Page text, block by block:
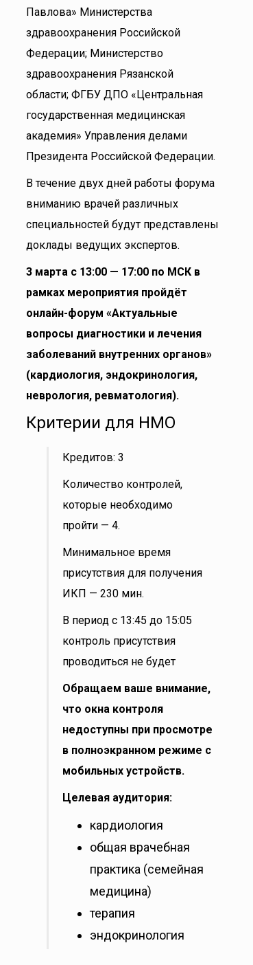
Павлова» Министерства
здравоохранения Российской
Федерации; Министерство
здравоохранения Рязанской
области; ФГБУ ДПО «Центральная
государственная медицинская
академия» Управления делами
Президента Российской Федерации.
В течение двух дней работы форума
вниманию врачей различных
специальностей будут представлены
доклады ведущих экспертов.
3 марта с 13:00 — 17:00 по МСК в
рамках мероприятия пройдёт
онлайн-форум «Актуальные
вопросы диагностики и лечения
заболеваний внутренних органов»
(кардиология, эндокринология,
неврология, ревматология).
Критерии для НМО
Кредитов: 3
Количество контролей,
которые необходимо
пройти — 4.
Минимальное время
присутствия для получения
ИКП — 230 мин.
В период с 13:45 до 15:05
контроль присутствия
проводиться не будет
Обращаем ваше внимание,
что окна контроля
недоступны при просмотре
в полноэкранном режиме с
мобильных устройств.
Целевая аудитория:
кардиология
общая врачебная
практика (семейная
медицина)
терапия
эндокринология